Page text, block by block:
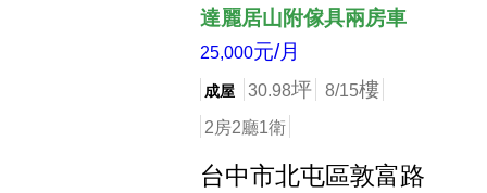
達麗居山附傢具兩房車
25,000元/月
成屋 30.98坪 8/15樓
2房2廳1衛
台中市北屯區敦富路